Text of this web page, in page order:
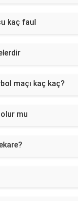
kaç faul
maçı kaç kaç?
mu